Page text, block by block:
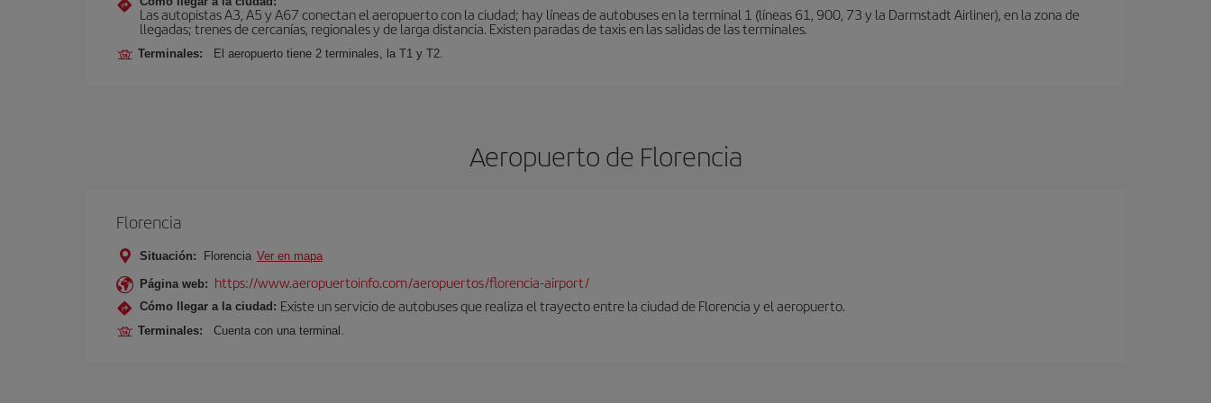
Las autopistas A3, A5 y A67 conectan el aeropuerto con la ciudad; hay líneas de autobuses en la terminal 1 (líneas 61, 900, 73 y la Darmstadt Airliner), en la zona de
llegadas; trenes de cercanías, regionales y de larga distancia. Existen paradas de taxis en las salidas de las terminales.
Terminales: El aeropuerto tiene 2 terminales, la T1 y T2.
Aeropuerto de Florencia
Florencia
Situación: Florencia Ver en mapa
Página web: https://www.aeropuertoinfo.com/aeropuertos/florencia-airport/
Cómo llegar a la ciudad: Existe un servicio de autobuses que realiza el trayecto entre la ciudad de Florencia y el aeropuerto.
Terminales: Cuenta con una terminal.